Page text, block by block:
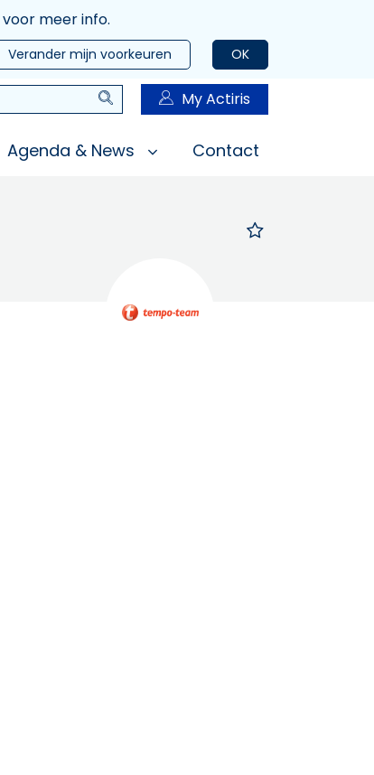
voor meer info.
OK
Verander mijn voorkeuren
Zoeken My Actiris
Agenda & News Contact